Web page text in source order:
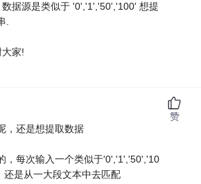
据源是类似于 '0','1','50','100' 想提
.
家!
，还是想提取数据
，每次输入一个类似于'0','1','50','10
还是从一大段文本中去匹配
赞